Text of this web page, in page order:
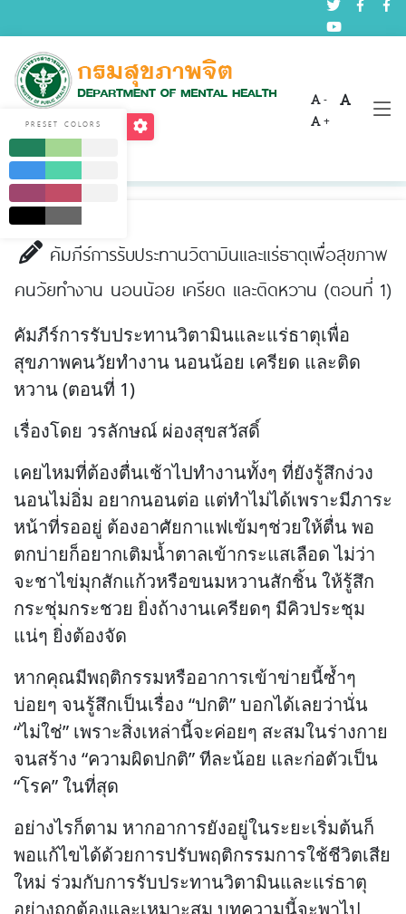
-
+
บทความด้านสุขภาพจิต
Home บริการ
คัมภีร์การรับประทานวิตามินและแร่ธาตุเพื่อสุขภาพ
คนวัยทำงาน นอนน้อย เครียด และติดหวาน (ตอนที่ 1)
คัมภีร์การรับประทานวิตามินและแร่ธาตุเพื่อ
สุขภาพคนวัยทำงาน นอนน้อย เครียด และติด
หวาน (ตอนที่ 1)
เรื่องโดย วรลักษณ์ ผ่องสุขสวัสดิ์
เคยไหมที่ต้องตื่นเช้าไปทำงานทั้งๆ ที่ยังรู้สึกง่วง
นอนไม่อิ่ม อยากนอนต่อ แต่ทำไม่ได้เพราะมีภาระ
หน้าที่รออยู่ ต้องอาศัยกาแฟเข้มๆช่วยให้ตื่น พอ
ตกบ่ายก็อยากเติมน้ำตาลเข้ากระแสเลือด ไม่ว่า
จะชาไข่มุกสักแก้วหรือขนมหวานสักชิ้น ให้รู้สึก
กระชุ่มกระชวย ยิ่งถ้างานเครียดๆ มีคิวประชุม
แน่ๆ ยิ่งต้องจัด
หากคุณมีพฤติกรรมหรืออาการเข้าข่ายนี้ซ้ำๆ
บ่อยๆ จนรู้สึกเป็นเรื่อง “ปกติ” บอกได้เลยว่านั่น
“ไม่ใช่” เพราะสิ่งเหล่านี้จะค่อยๆ สะสมในร่างกาย
จนสร้าง “ความผิดปกติ” ทีละน้อย และก่อตัวเป็น
“โรค” ในที่สุด
อย่างไรก็ตาม หากอาการยังอยู่ในระยะเริ่มต้นก็
พอแก้ไขได้ด้วยการปรับพฤติกรรมการใช้ชีวิตเสีย
ใหม่ ร่วมกับการรับประทานวิตามินและแร่ธาตุ
อย่างถูกต้องและเหมาะสม บทความนี้จะพาไป
PRESET COLORS